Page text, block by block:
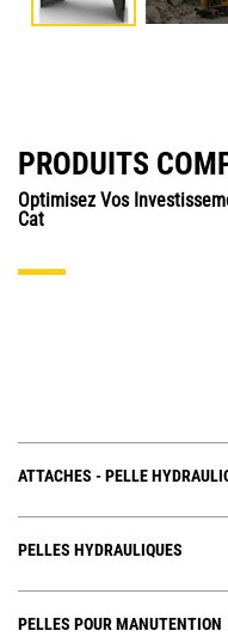
PRODUITS
Optimisez Vos
Cat
ATTACHES - PELLE
PELLES HYDRAULIQUES
PELLES POUR MANUTENTION